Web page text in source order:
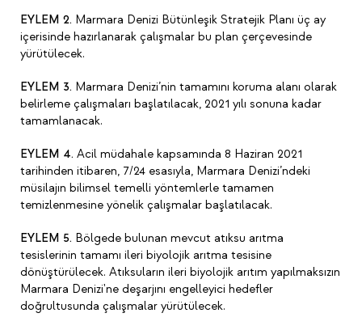
EYLEM 2. Marmara Denizi Bütünleşik Stratejik Planı üç ay
içerisinde hazırlanarak çalışmalar bu plan çerçevesinde
yürütülecek.
EYLEM 3. Marmara Denizi’nin tamamını koruma alanı olarak
belirleme çalışmaları başlatılacak, 2021 yılı sonuna kadar
tamamlanacak.
EYLEM 4. Acil müdahale kapsamında 8 Haziran 2021
tarihinden itibaren, 7/24 esasıyla, Marmara Denizi’ndeki
müsilajın bilimsel temelli yöntemlerle tamamen
temizlenmesine yönelik çalışmalar başlatılacak.
EYLEM 5. Bölgede bulunan mevcut atıksu arıtma
tesislerinin tamamı ileri biyolojik arıtma tesisine
dönüştürülecek. Atıksuların ileri biyolojik arıtım yapılmaksızın
Marmara Denizi'ne deşarjını engelleyici hedefler
doğrultusunda çalışmalar yürütülecek.